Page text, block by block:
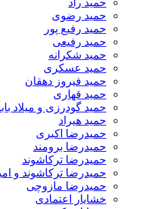
حمید رضوی
حمید رفیع پور
حمید رفیعی
حمید شکرانه
حمید عسکری
حمید فیروز دهقان
حمید قهاری
حمید گودرزی و میلاد
حمید هیراد
حمیدرضا اکبری
حمیدرضا برومند
حمیدرضا ترکاشوند
حمیدرضا ترکاشوند و
حمیدرضا مازوچی
خشایار اعتمادی